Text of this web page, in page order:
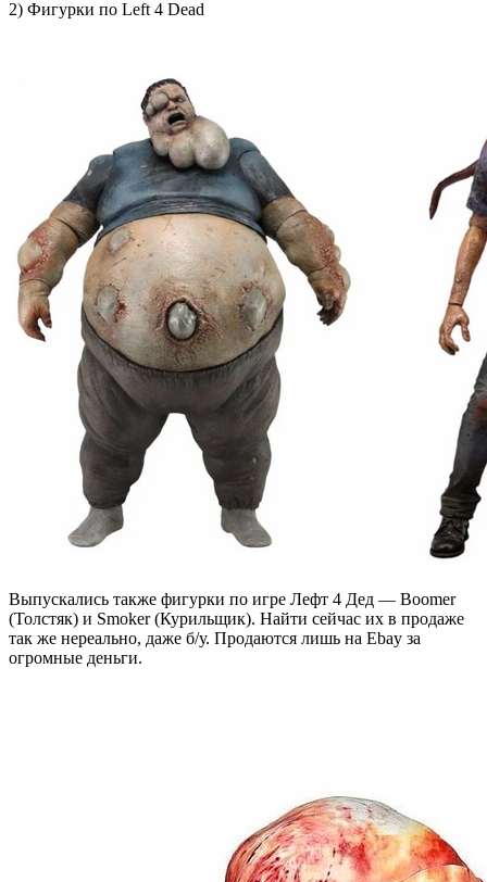
2) Фигурки по Left 4 Dead
Выпускались также фигурки по игре Лефт 4 Дед — Boomer
(Толстяк) и Smoker (Курильщик). Найти сейчас их в продаже
так же нереально, даже б/у. Продаются лишь на Ebay за
огромные деньги.